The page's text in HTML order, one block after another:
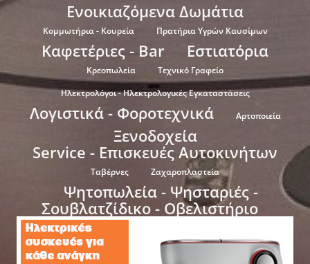
Ενοικιαζόμενα Δωμάτια
Κομμωτήρια - Κουρεία Πρατήρια Υγρών Καυσίμων
Καφετέριες - Bar Εστιατόρια
Κρεοπωλεία
Τεχνικό Γραφείο
Ηλεκτρολόγοι - Ηλεκτρολογικές Εγκαταστάσεις
Λογιστικά - Φοροτεχνικά Αρτοποιεία
Ξενοδοχεία
Service - Επισκευές Αυτοκινήτων
Ταβέρνες Ζαχαροπλαστεία
Ψητοπωλεία - Ψησταριές -
Σουβλατζίδικο - Οβελιστήριο